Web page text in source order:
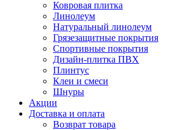
Ковровая плитка
Линолеум
Натуральный линолеум
Грязезащитные покрытия
Спортивные покрытия
Дизайн-плитка ПВХ
Плинтус
Клеи и смеси
Шнуры
Акции
Доставка и оплата
Возврат товара